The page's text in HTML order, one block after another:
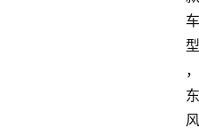
车
型
，
东
风